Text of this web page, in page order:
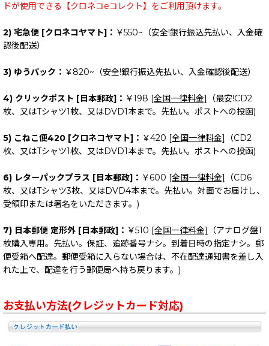
ドが使用できる【クロネコeコレクト】をご利用頂けます。
2) 宅急便 [クロネコヤマト]： ￥550~（安全!銀行振込先払い、入金確
認後配送）
3) ゆうパック： ￥820~（安全!銀行振込先払い、入金確認後配送）
4) クリックポスト [日本郵政]： ￥198 [全国一律料金]
（最安!CD2
枚、又はTシャツ1枚、又はDVD1本まで。先払い。ポストへの投函)
5) こねこ便420 [クロネコヤマト]： ￥420 [全国一律料金]
（CD2
枚、又はTシャツ1枚、又はDVD1本まで。先払い。ポストへの投函)
6) レターパックプラス [日本郵政]： ￥600 [全国一律料金]
（CD6
枚、又はTシャツ3枚、又はDVD4本まで。先払い。対面でお届けし、
受領印または署名をいただきます。)
7) 日本郵便 定形外 [日本郵政]： ￥510 [全国一律料金]
（アナログ盤1
枚購入専用。先払い。保証、追跡番号ナシ。到着日時の指定ナシ。郵
便受箱へ配達。郵便受箱に入らない場合は、不在配達通知書を差し入
れた上で、配達を行う郵便局へ持ち戻ります。)
お支払い方法(クレジットカード対応)